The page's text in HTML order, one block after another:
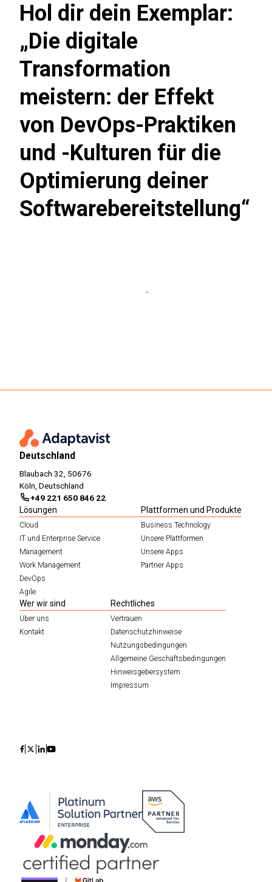
Hol dir dein Exemplar:
„Die digitale
Transformation
meistern: der Effekt
von DevOps-Praktiken
und -Kulturen für die
Optimierung deiner
Softwarebereitstellung“
Deutschland
Blaubach 32, 50676
Köln, Deutschland
+49 221 650 846 22
Lösungen
Cloud
IT und Enterprise Service
Management
Work Management
DevOps
Agile
Plattformen und Produkte
Business Technology
Unsere Plattformen
Unsere Apps
Partner Apps
Wer wir sind
Über uns
Kontakt
Rechtliches
Vertrauen
Datenschutzhinweise
Nutzungsbedingungen
Allgemeine Geschäftsbedingungen
Hinweisgebersystem
Impressum
IconIconIconIcon